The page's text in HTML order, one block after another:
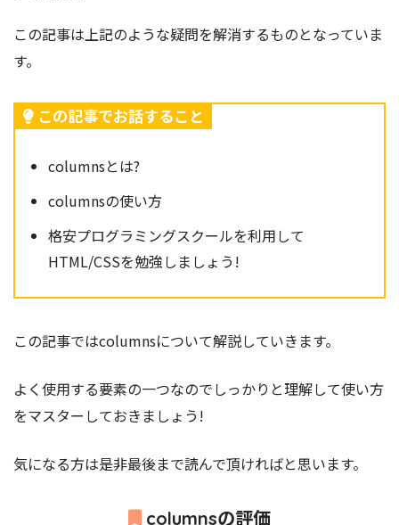
この記事は上記のような疑問を解消するものとなっていま
す。
この記事でお話すること
columnsとは?
columnsの使い方
格安プログラミングスクールを利用して
HTML/CSSを勉強しましょう!
この記事ではcolumnsについて解説していきます。
よく使用する要素の一つなのでしっかりと理解して使い方
をマスターしておきましょう!
気になる方は是非最後まで読んで頂ければと思います。
columnsの評価